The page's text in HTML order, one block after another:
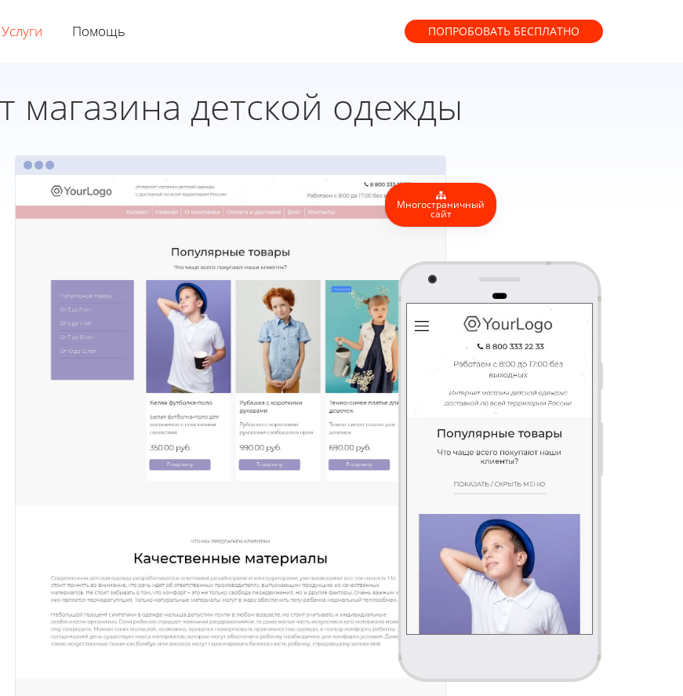
Услуги Помощь ПОПРОБОВАТЬ БЕСПЛАТНО
детской одежды
Многостраничный
сайт